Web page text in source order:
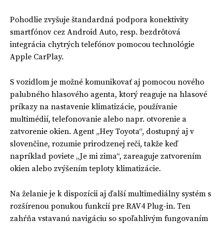
Pohodlie zvyšuje štandardná podpora konektivity
smartfónov cez Android Auto, resp. bezdrôtová
integrácia chytrých telefónov pomocou technológie
Apple CarPlay.
S vozidlom je možné komunikovať aj pomocou nového
palubného hlasového agenta, ktorý reaguje na hlasové
príkazy na nastavenie klimatizácie, používanie
multimédií, telefonovanie alebo napr. otvorenie a
zatvorenie okien. Agent „Hey Toyota“, dostupný aj v
slovenčine, rozumie prirodzenej reči, takže keď
napríklad poviete „Je mi zima“, zareaguje zatvorením
okien alebo zvýšením teploty klimatizácie.
Na želanie je k dispozícii aj ďalší multimediálny systém s
rozšírenou ponukou funkcií pre RAV4 Plug-in. Ten
zahŕňa vstavanú navigáciu so spoľahlivým fungovaním